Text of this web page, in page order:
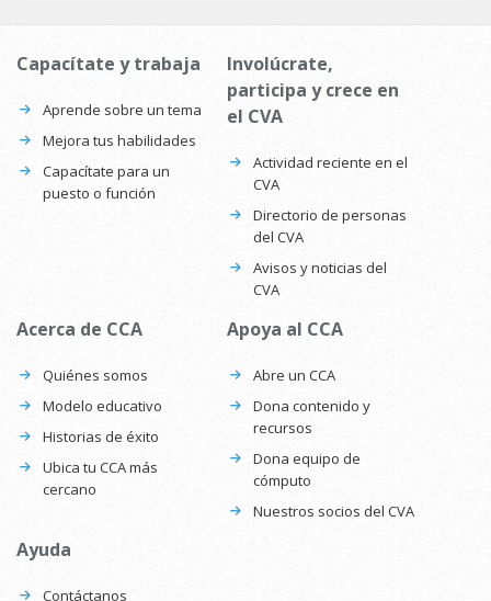
Capacítate y trabaja
Aprende sobre un tema
Mejora tus habilidades
Capacítate para un
puesto o función
Involúcrate,
participa y crece en
el CVA
Actividad reciente en el
CVA
Directorio de personas
del CVA
Avisos y noticias del
CVA
Acerca de CCA
Quiénes somos
Modelo educativo
Historias de éxito
Ubica tu CCA más
cercano
Apoya al CCA
Abre un CCA
Dona contenido y
recursos
Dona equipo de
cómputo
Nuestros socios del CVA
Ayuda
Contáctanos